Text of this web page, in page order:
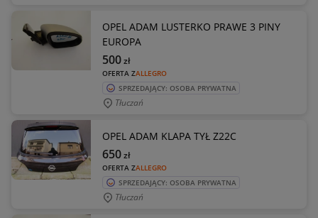
OPEL ADAM LUSTERKO PRAWE 3 PINY
EUROPA
OFERTA ZALLEGRO
500zł
SPRZEDAJĄCY: OSOBA PRYWATNA
Tłuczań
OPEL ADAM KLAPA TYŁ Z22C
OFERTA ZALLEGRO
650zł
SPRZEDAJĄCY: OSOBA PRYWATNA
Tłuczań